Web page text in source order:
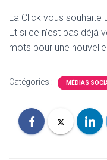
La Click vous souhaite
Et si ce n’est pas déjà
mots pour une
Catégories : MÉDIAS